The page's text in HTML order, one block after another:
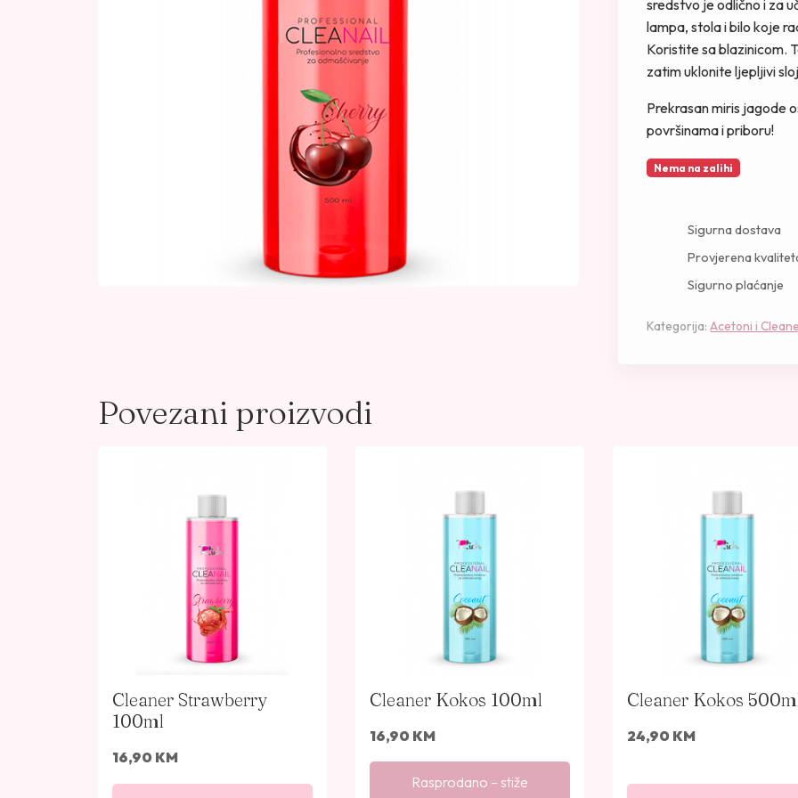
sredstvo je odlično i za
lampa, stola i bilo koje
Koristite sa blazinicom.
zatim uklonite ljepljivi
Prekrasan miris jagode
površinama i priboru!
Nema na zalihi
Sigurna dostava
Provjerena
Sigurno plaćanje
Kategorija:Acetoni i
Povezani proizvodi
Cleaner Strawberry
100ml
16,90 KM
Cleaner Kokos 100ml
16,90 KM
Rasprodano – stiže
Cleaner Kokos
24,90 KM